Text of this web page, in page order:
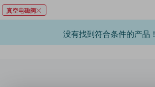
真空电磁阀
没有找到符合条件的产品！